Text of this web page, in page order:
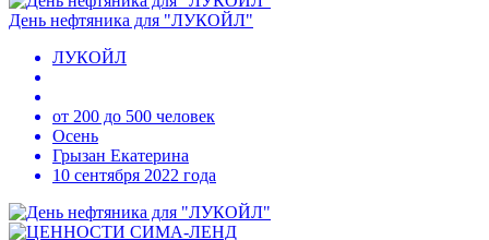
День нефтяника для "ЛУКОЙЛ"
ЛУКОЙЛ
от 200 до 500 человек
Осень
Грызан Екатерина
10 сентября 2022 года